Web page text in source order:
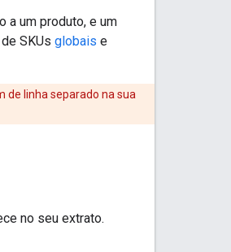
a um produto, e um
SKUs globais e
de linha separado na sua
no seu extrato.